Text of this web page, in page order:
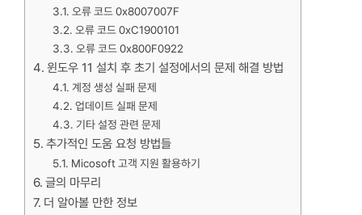
오류 코드 0x8007007F
오류 코드 0xC1900101
오류 코드 0x800F0922
윈도우 11 설치 후 초기 설정에서의 문제 해결 방법
계정 생성 실패 문제
업데이트 실패 문제
기타 설정 관련 문제
추가적인 도움 요청 방법들
Micosoft 고객 지원 활용하기
글의 마무리
더 알아볼 만한 정보